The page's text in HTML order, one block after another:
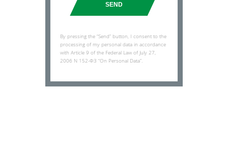
SEND
By pressing the “Send” button, I consent to the
processing of my personal data in accordance
with Article 9 of the Federal Law of July 27,
2006 N 152-ФЗ “On Personal Data”.